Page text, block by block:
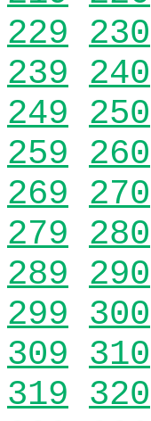
229 230
239 240
249 250
259 260
269 270
279 280
289 290
299 300
309 310
319 320